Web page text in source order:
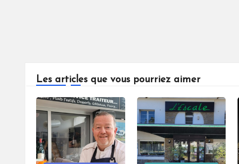
Les articles que vous pourriez aimer